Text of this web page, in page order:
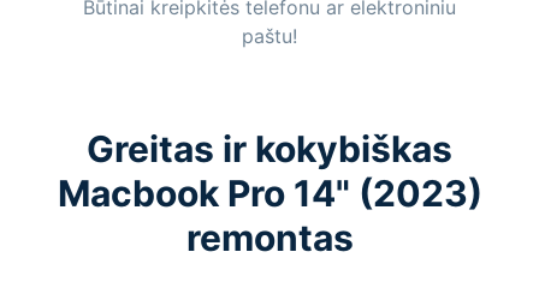
Būtinai kreipkitės telefonu ar elektroniniu
paštu!
Greitas ir kokybiškas
Macbook Pro 14" (2023)
remontas